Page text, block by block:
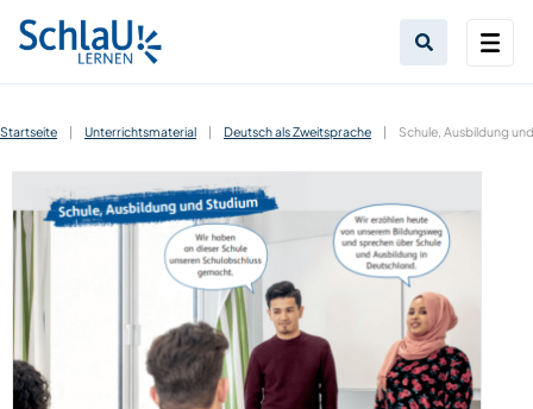
Startseite | Unterrichtsmaterial | Deutsch als Zweitsprache | Schule, Ausbildung